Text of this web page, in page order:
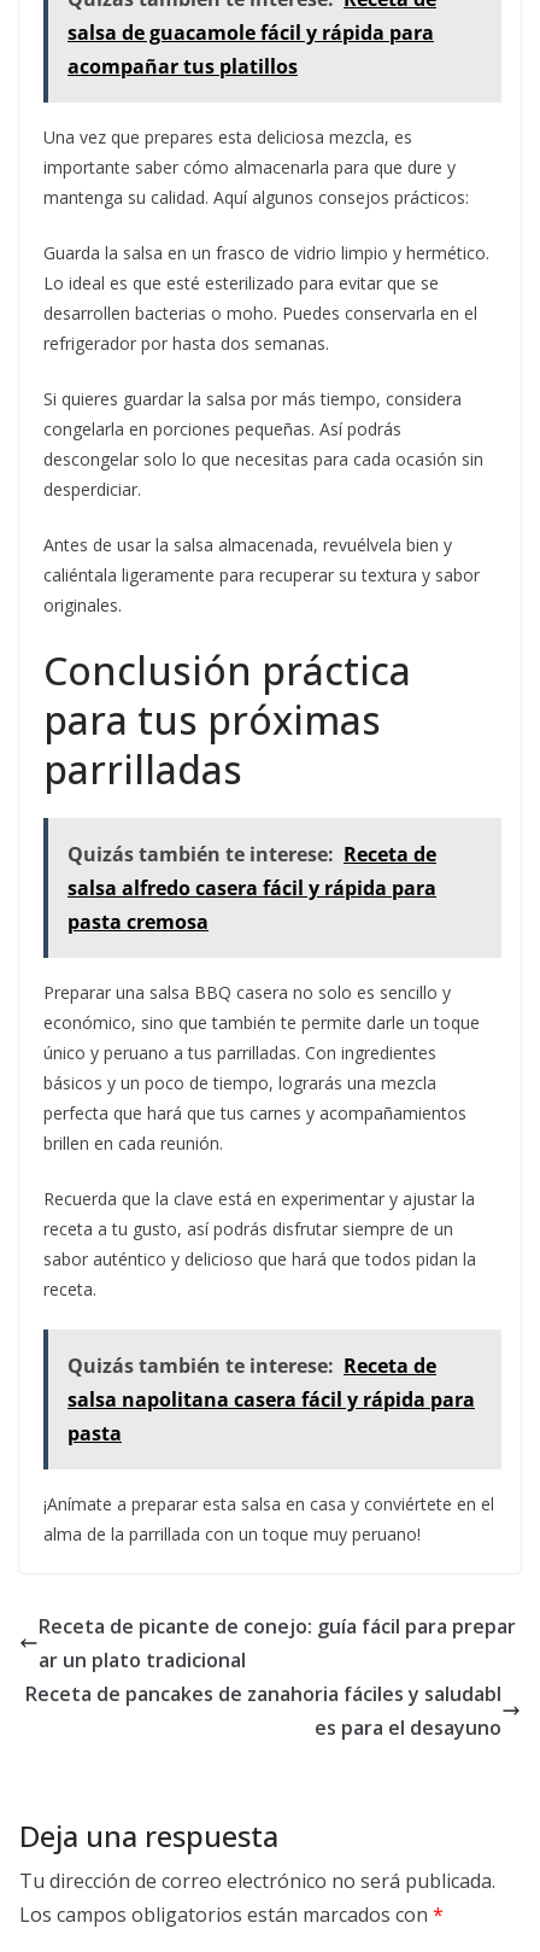
salsa de guacamole fácil y rápida para
acompañar tus platillos
Una vez que prepares esta deliciosa mezcla, es
importante saber cómo almacenarla para que dure y
mantenga su calidad. Aquí algunos consejos prácticos:
Guarda la salsa en un frasco de vidrio limpio y hermético.
Lo ideal es que esté esterilizado para evitar que se
desarrollen bacterias o moho. Puedes conservarla en el
refrigerador por hasta dos semanas.
Si quieres guardar la salsa por más tiempo, considera
congelarla en porciones pequeñas. Así podrás
descongelar solo lo que necesitas para cada ocasión sin
desperdiciar.
Antes de usar la salsa almacenada, revuélvela bien y
caliéntala ligeramente para recuperar su textura y sabor
originales.
Conclusión práctica
para tus próximas
parrilladas
Quizás también te interese: Receta de
salsa alfredo casera fácil y rápida para
pasta cremosa
Preparar una salsa BBQ casera no solo es sencillo y
económico, sino que también te permite darle un toque
único y peruano a tus parrilladas. Con ingredientes
básicos y un poco de tiempo, lograrás una mezcla
perfecta que hará que tus carnes y acompañamientos
brillen en cada reunión.
Recuerda que la clave está en experimentar y ajustar la
receta a tu gusto, así podrás disfrutar siempre de un
sabor auténtico y delicioso que hará que todos pidan la
receta.
Quizás también te interese: Receta de
salsa napolitana casera fácil y rápida para
pasta
¡Anímate a preparar esta salsa en casa y conviértete en el
alma de la parrillada con un toque muy peruano!
Receta de picante de conejo: guía fácil para prepar
ar un plato tradicional
Receta de pancakes de zanahoria fáciles y saludabl
es para el desayuno
Deja una respuesta
Tu dirección de correo electrónico no será publicada.
Los campos obligatorios están marcados con *